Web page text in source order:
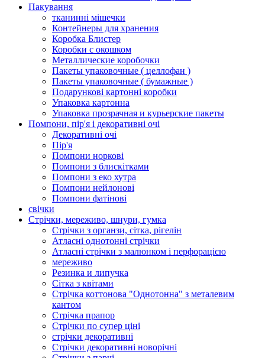
Пакування
тканинні мішечки
Контейнеры для хранения
Коробка Блистер
Коробки с окошком
Металлические коробочки
Пакеты упаковочные ( целлофан )
Пакеты упаковочные ( бумажные )
Подарункові картонні коробки
Упаковка картонна
Упаковка прозрачная и курьерские пакеты
Помпони, пір'я і декоративні очі
Декоративні очі
Пір'я
Помпони норкові
Помпони з блискітками
Помпони з еко хутра
Помпони нейлонові
Помпони фатінові
свічки
Стрічки, мереживо, шнури, гумка
Стрічки з органзи, сітка, рігелін
Атласні однотонні стрічки
Атласні стрічки з малюнком і перфорацією
мереживо
Резинка и липучка
Сітка з квітами
Стрічка коттонова "Однотонна" з металевим
кантом
Стрічка прапор
Стрічки по супер ціні
стрічки декоративні
Стрічки декоративні новорічні